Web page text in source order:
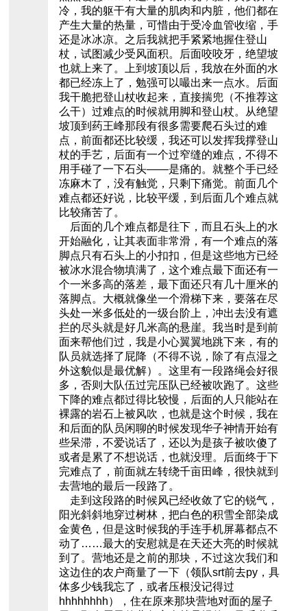
冷，我的躯干有大量的肌肉和内脏，他们都在
产生大量的热量，可惜由于受冷血管收缩，手
还是冰冰凉。之后我就把手紧紧地握住登山
杖，试图减少受风面积。后面咬咬牙，绝望坡
也就上来了。上到坡顶以后，我放在外面的水
都已经冻上了，勉强可以嘬出来一点水。后面
我干脆把登山杖收起来，直接揣兜（不推荐这
么干）过难点的时候就用脚和登山杖。从绝望
坡顶到药王峰那段有很多需要爬石头过的难
点，前面都还比较缓，我还可以发挥我撑登山
杖的手艺，后面有一个过窄缝的难点，不得不
用手碰了一下石头——是痛的。就整个手已经
冻麻木了，没有触觉，只剩下痛觉。前面几个
难点都还好说，比较平缓，到后面几个难点就
比较痛苦了。
后面的几个难点都是往下，而且石头上的水
开始融化，让其表面非常滑，有一个难点的落
脚点只有石头上的小扣扣，但是这些地方已经
被冰水混合物填满了，这个难点最下面还有一
个一米多高的落差，最下面还只有几十厘米的
落脚点。大概就像坐一个滑梯下来，要落在尽
头处一米多低处的一级台阶上，冲出去没有遮
拦的尽头就是好几米高的悬崖。我当时是到前
面来帮他们过，我是小心翼翼地跳下来，有的
队员就选择了屁降（不得不说，除了有点湿之
外这貌似是最优解）。这里有一段路绳会好很
多，否则大队伍过完压队已经被吹跑了。这些
下降的难点都过得比较慢，后面的人只能站在
裸露的岩石上被风吹，也就是这个时候，我在
和后面的队员闲聊的时候发现华子神情开始有
些呆滞，不爱说话了，还以为是孩子被吹傻了
或者是累了不想说话，也就没理。后面终于下
完难点了，前面就左转绕千亩田峰，很快就到
去营地的最后一段路了。
走到这段路的时候风已经收敛了它的锐气，
阳光斜斜地穿过树林，把白色的积雪全部染成
金黄色，但是这时候我的手连手机屏幕都点不
动了……最大的安慰就是在天还大亮的时候就
到了。营地还是之前的那块，不过这次我们和
这边住的农户商量了一下（领队srt前去py，具
体多少钱我忘了，或者压根没记得过
hhhhhhhh），住在原来那块营地对面的屋子